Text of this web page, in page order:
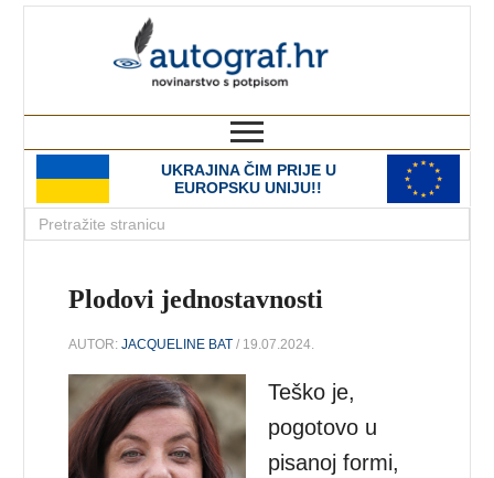
UKRAJINA ČIM PRIJE U
EUROPSKU UNIJU!!
Plodovi jednostavnosti
AUTOR:JACQUELINE BAT / 19.07.2024.
Teško je,
pogotovo u
pisanoj formi,